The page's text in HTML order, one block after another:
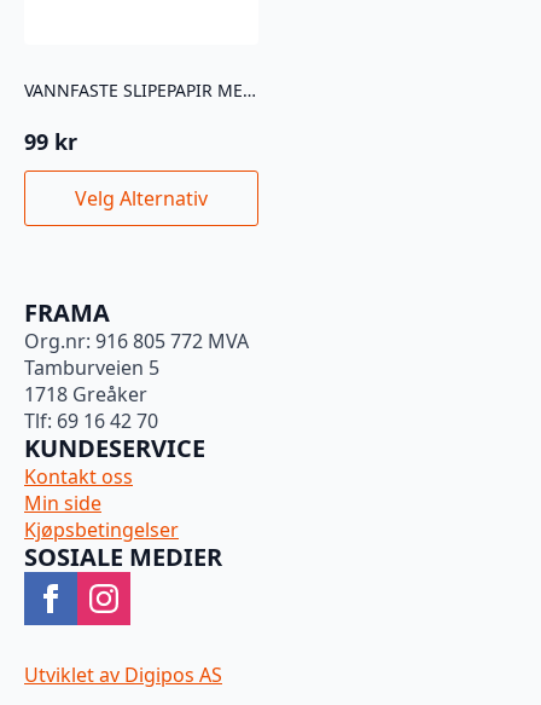
VANNFASTE SLIPEPAPIR MED LIM 35MM 12STK
99 kr
Velg Alternativ
Dette
produktet
Alternativene
kan
velges
på
produktsiden
FRAMA
Org.nr: 916 805 772 MVA
Tamburveien 5
1718 Greåker
Tlf: 69 16 42 70
KUNDESERVICE
Kontakt oss
Min side
Kjøpsbetingelser
SOSIALE MEDIER
Utviklet av Digipos AS